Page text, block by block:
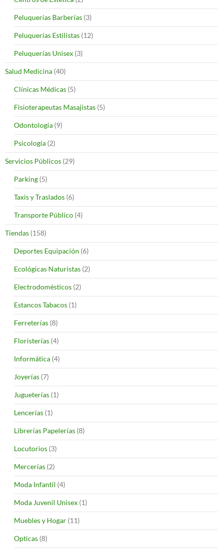
Peluquerías Barberías (3)
Peluquerías Estilistas (12)
Peluquerías Unisex (3)
Salud Medicina (40)
Clínicas Médicas (5)
Fisioterapeutas Masajistas (5)
Odontología (9)
Psicología (2)
Servicios Públicos (29)
Parking (5)
Taxis y Traslados (6)
Transporte Público (4)
Tiendas (158)
Deportes Equipación (6)
Ecológicas Naturistas (2)
Electrodomésticos (2)
Estancos Tabacos (1)
Ferreterías (8)
Floristerías (4)
Informática (4)
Joyerías (7)
Jugueterías (1)
Lencerías (1)
Librerías Papelerías (8)
Locutorios (3)
Mercerías (2)
Moda Infantil (4)
Moda Juvenil Unisex (1)
Muebles y Hogar (11)
Opticas (8)